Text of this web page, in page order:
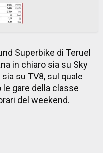
Superbike di Teruel
in chiaro sia su Sky
su TV8, sul quale
gare della classe
del weekend.